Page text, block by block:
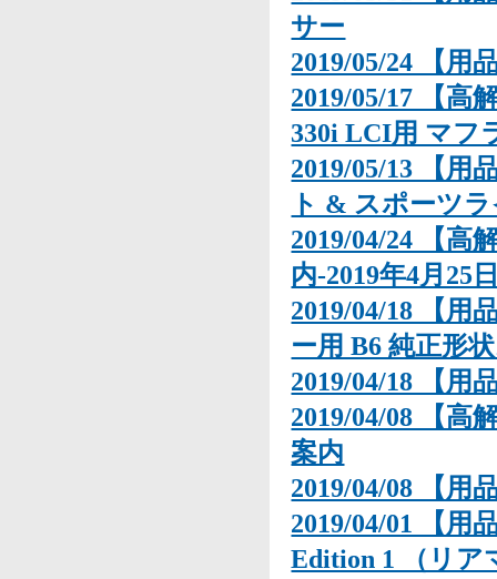
サー
2019/05/24 【用
2019/05/17 【高
330i LCI用 マフ
2019/05/13 【用
ト & スポーツ
2019/04/24 【高
内-2019年4月25
2019/04/18 【用
ー用 B6 純正形
2019/04/18 【用
2019/04/08 【高
案内
2019/04/08 【用
2019/04/01 【用
Edition 1 （リア